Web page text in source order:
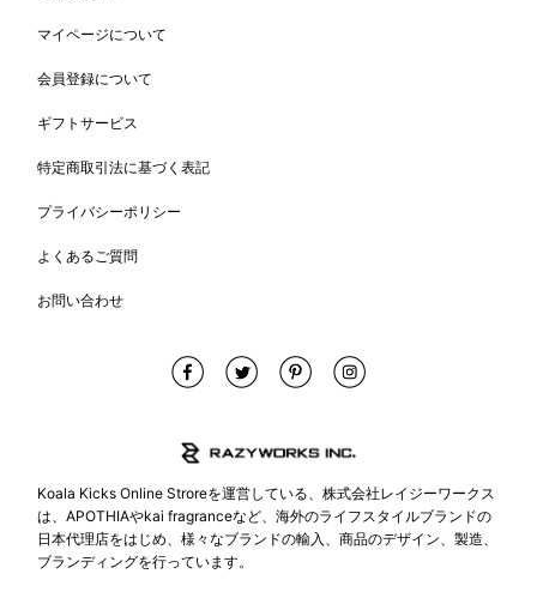
マイページについて
会員登録について
ギフトサービス
特定商取引法に基づく表記
プライバシーポリシー
よくあるご質問
お問い合わせ
Koala Kicks Online Stroreを運営している、株式会社レイジーワークス
は、APOTHIAやkai fragranceなど、海外のライフスタイルブランドの
日本代理店をはじめ、様々なブランドの輸入、商品のデザイン、製造、
ブランディングを行っています。